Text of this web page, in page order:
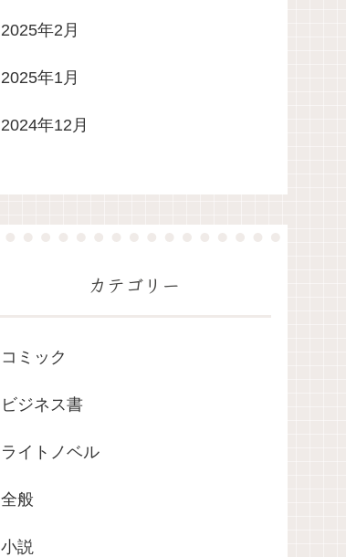
2025年2月
2025年1月
2024年12月
カテゴリー
コミック
ビジネス書
ライトノベル
全般
小説